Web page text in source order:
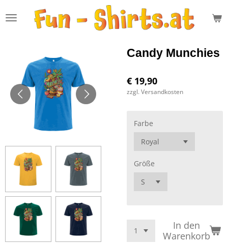
Hauptinhalt
Candy Munchies
€ 19,90
zzgl. Versandkosten
Farbe
Größe
In den
Warenkorb